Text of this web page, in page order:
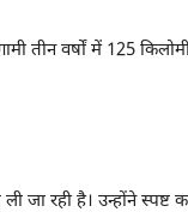
तीन वर्षों में 125
रही है। उन्होंने स्पष्ट